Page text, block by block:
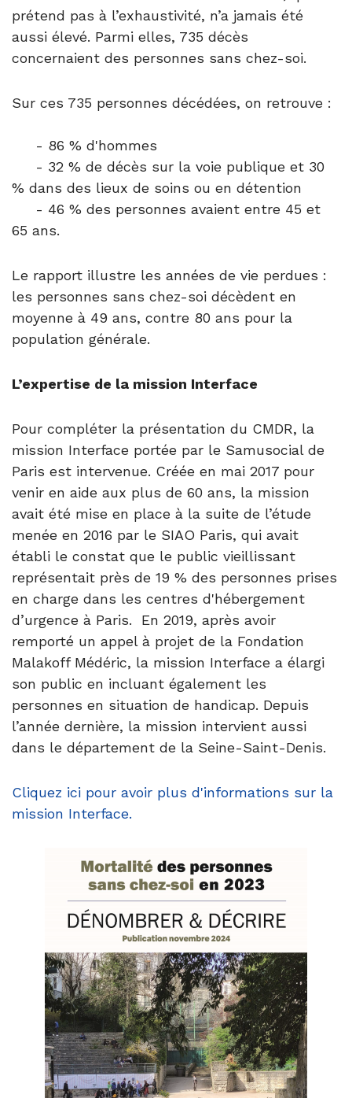
prétend pas à l’exhaustivité, n’a jamais été
aussi élevé. Parmi elles, 735 décès
concernaient des personnes sans chez-soi.
Sur ces 735 personnes décédées, on retrouve :
- 86 % d'hommes
- 32 % de décès sur la voie publique et 30
% dans des lieux de soins ou en détention
- 46 % des personnes avaient entre 45 et
65 ans.
Le rapport illustre les années de vie perdues :
les personnes sans chez-soi décèdent en
moyenne à 49 ans, contre 80 ans pour la
population générale.
L’expertise de la mission Interface
Pour compléter la présentation du CMDR, la
mission Interface portée par le Samusocial de
Paris est intervenue. Créée en mai 2017 pour
venir en aide aux plus de 60 ans, la mission
avait été mise en place à la suite de l’étude
menée en 2016 par le SIAO Paris, qui avait
établi le constat que le public vieillissant
représentait près de 19 % des personnes prises
en charge dans les centres d'hébergement
d’urgence à Paris. En 2019, après avoir
remporté un appel à projet de la Fondation
Malakoff Médéric, la mission Interface a élargi
son public en incluant également les
personnes en situation de handicap. Depuis
l’année dernière, la mission intervient aussi
dans le département de la Seine-Saint-Denis.
Cliquez ici pour avoir plus d'informations sur la
mission Interface.